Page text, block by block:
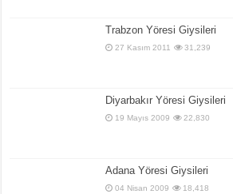
Trabzon Yöresi Giysileri
27 Kasım 2011 31,239
Diyarbakır Yöresi Giysileri
19 Mayıs 2009 22,830
Adana Yöresi Giysileri
04 Nisan 2009 18,418